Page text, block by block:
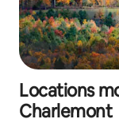
Locations
Charlemont